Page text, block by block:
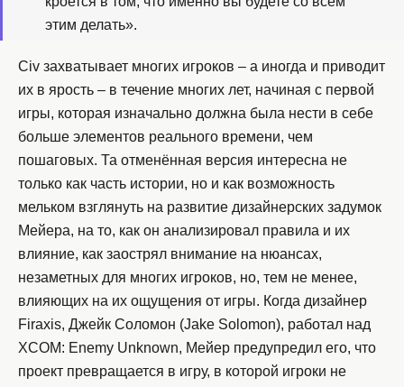
этим делать».
Civ захватывает многих игроков – а иногда и приводит
их в ярость – в течение многих лет, начиная с первой
игры, которая изначально должна была нести в себе
больше элементов реального времени, чем
пошаговых. Та отменённая версия интересна не
только как часть истории, но и как возможность
мельком взглянуть на развитие дизайнерских задумок
Мейера, на то, как он анализировал правила и их
влияние, как заострял внимание на нюансах,
незаметных для многих игроков, но, тем не менее,
влияющих на их ощущения от игры. Когда дизайнер
Firaxis, Джейк Соломон (Jake Solomon), работал над
XCOM: Enemy Unknown, Мейер предупредил его, что
проект превращается в игру, в которой игроки не